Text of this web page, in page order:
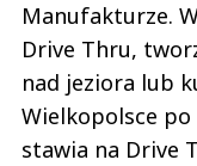
Manufakturze.
Drive Thru,
nad jeziora lub
Wielkopolsce
stawia na Drive